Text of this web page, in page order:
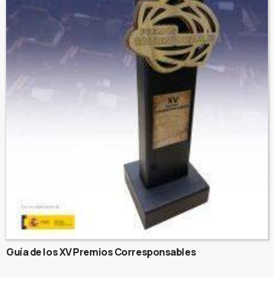
Guía de los XV Premios Corresponsables